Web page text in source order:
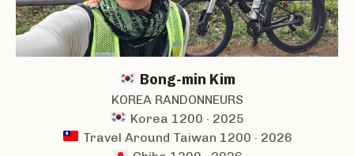
Bong-min Kim
KOREA RANDONNEURS
Korea 1200 · 2025
Travel Around Taiwan 1200 · 2026